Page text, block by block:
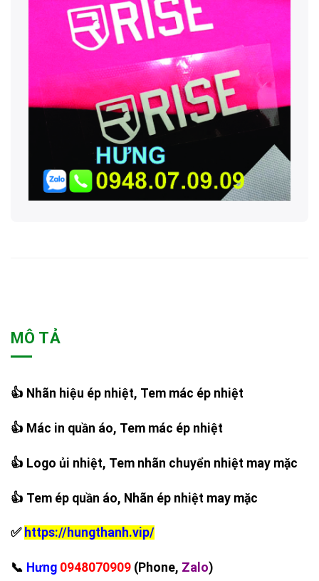
MÔ TẢ
👍 Nhãn hiệu ép nhiệt, Tem mác ép nhiệt
👍 Mác in quần áo, Tem mác ép nhiệt
👍 Logo ủi nhiệt, Tem nhãn chuyển nhiệt may mặc
👍 Tem ép quần áo, Nhãn ép nhiệt may mặc
✅ https://hungthanh.vip/
‪📞 Hưng 0948070909 (Phone, Zalo)